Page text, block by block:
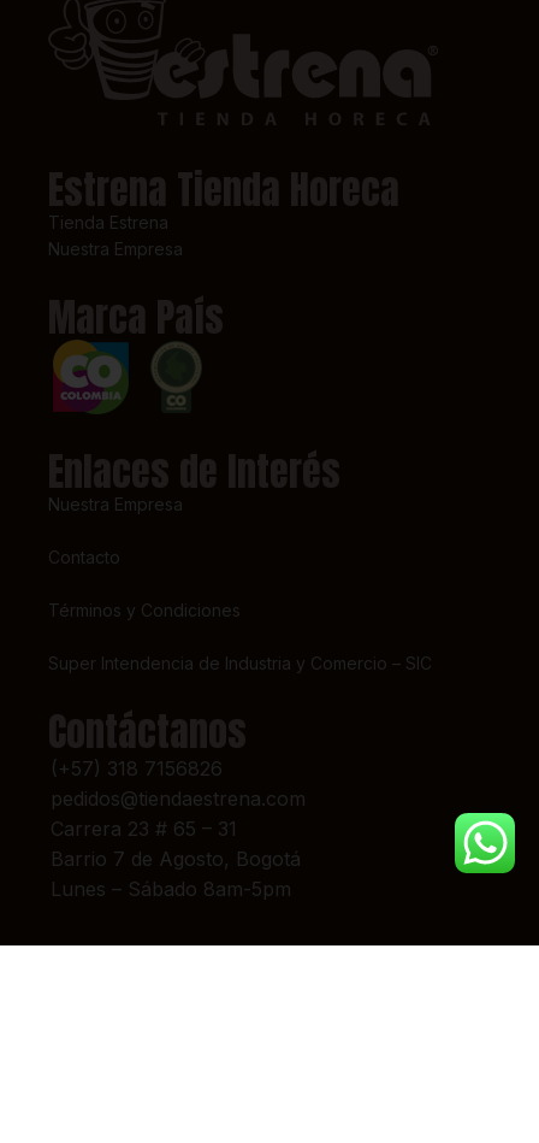
Estrena Tienda Horeca
Tienda Estrena
Nuestra Empresa
Marca País
Enlaces de Interés
Nuestra Empresa
Contacto
Términos y Condiciones
Super Intendencia de Industria y Comercio – SIC
Contáctanos
(+57) 318 7156826
pedidos@tiendaestrena.com
Carrera 23 # 65 – 31
Barrio 7 de Agosto, Bogotá
Lunes – Sábado 8am-5pm